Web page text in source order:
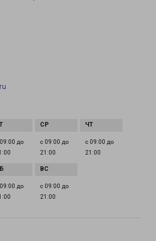
до
с 09:00 до
21:00
с 09:00 до
21:00
до
с 09:00 до
21:00